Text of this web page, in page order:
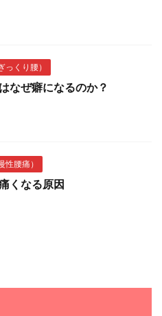
っくり腰）
なぜ癖になるのか？
性腰痛）
くなる原因